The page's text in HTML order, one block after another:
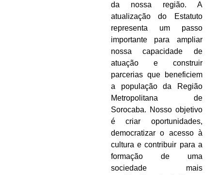
da nossa região. A
atualização do Estatuto
representa um passo
importante para ampliar
nossa capacidade de
atuação e construir
parcerias que beneficiem
a população da Região
Metropolitana de
Sorocaba. Nosso objetivo
é criar oportunidades,
democratizar o acesso à
cultura e contribuir para a
formação de uma
sociedade mais